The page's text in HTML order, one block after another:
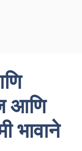
आणि
भावाने